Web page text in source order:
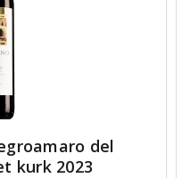
del
kurk 2023